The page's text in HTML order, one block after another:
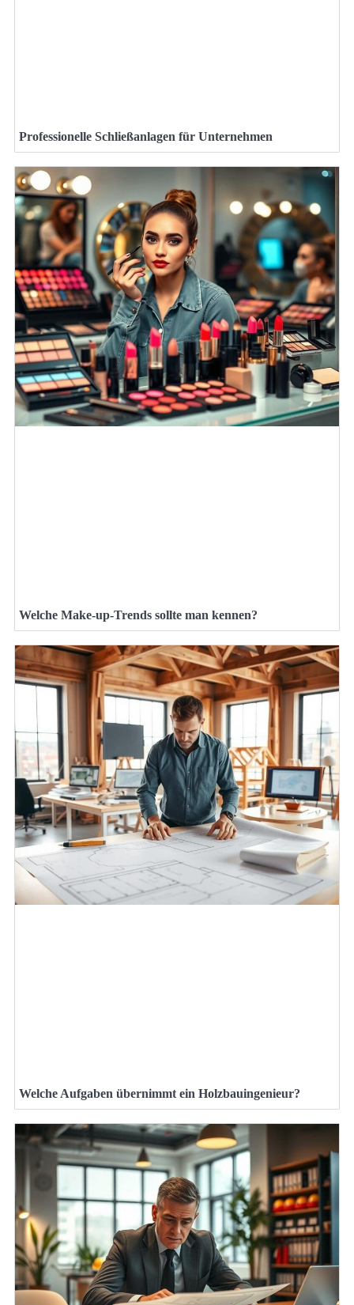
Professionelle Schließanlagen für Unternehmen
Welche Make-up-Trends sollte man kennen?
Welche Aufgaben übernimmt ein Holzbauingenieur?